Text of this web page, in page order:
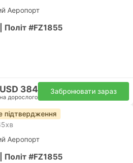
Аеропорт
Політ #FZ1855
USD 384
на дорослого
Забронювати зараз
підтвердження
Аеропорт
Політ #FZ1855